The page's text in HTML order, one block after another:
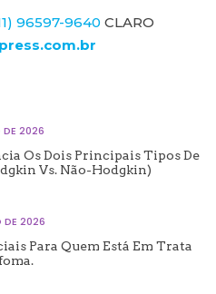
96597-9640 CLARO
DE 2026
Os Dois Principais Tipos De
Vs. Não-Hodgkin)
DE 2026
Para Quem Está Em Trata